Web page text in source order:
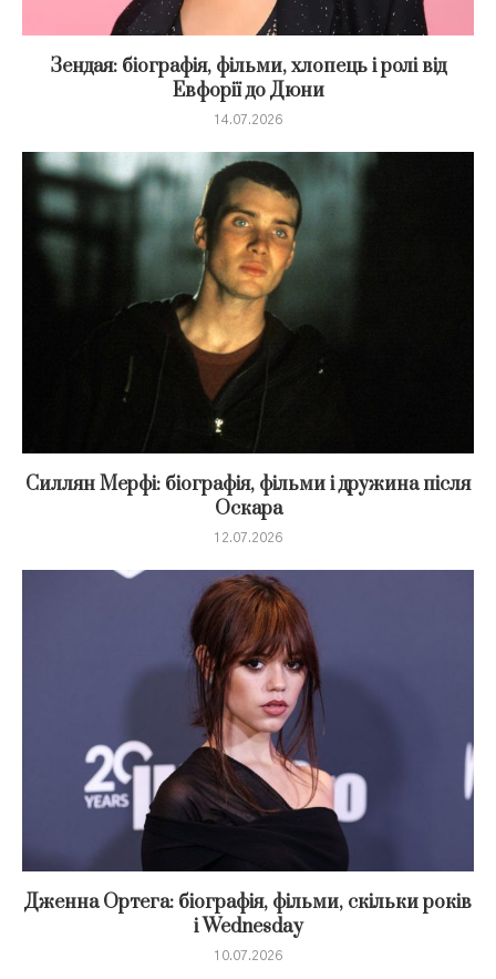
Зендая: біографія, фільми, хлопець і ролі від
Евфорії до Дюни
14.07.2026
Силлян Мерфі: біографія, фільми і дружина після
Оскара
12.07.2026
Дженна Ортега: біографія, фільми, скільки років
і Wednesday
10.07.2026